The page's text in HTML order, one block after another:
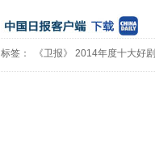
标签： 《卫报》 2014年度十大好剧